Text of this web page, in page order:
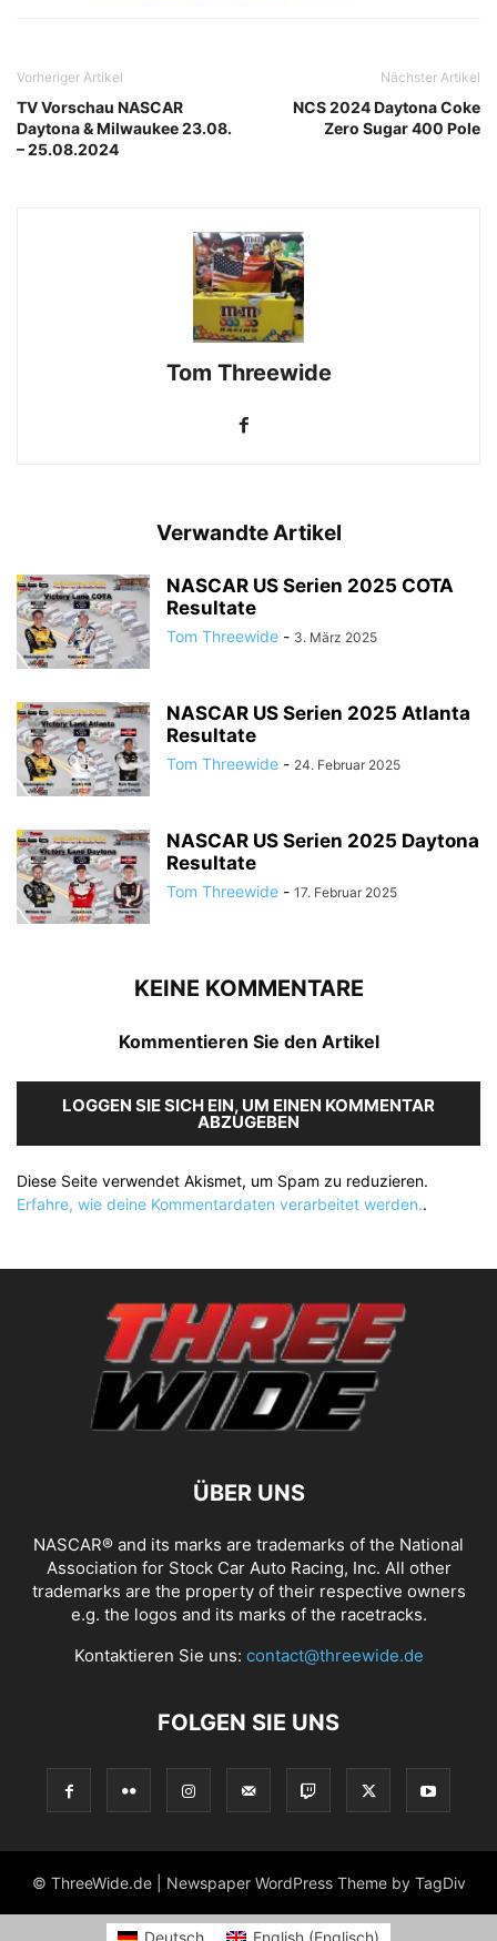
Vorheriger Artikel
TV Vorschau NASCAR
Daytona & Milwaukee 23.08.
– 25.08.2024
Nächster Artikel
NCS 2024 Daytona Coke
Zero Sugar 400 Pole
Tom Threewide
Verwandte Artikel
NASCAR US Serien 2025 COTA
Resultate
Tom Threewide - 3. März 2025
NASCAR US Serien 2025 Atlanta
Resultate
Tom Threewide - 24. Februar 2025
NASCAR US Serien 2025 Daytona
Resultate
Tom Threewide - 17. Februar 2025
KEINE KOMMENTARE
Kommentieren Sie den Artikel
LOGGEN SIE SICH EIN, UM EINEN KOMMENTAR
ABZUGEBEN
Diese Seite verwendet Akismet, um Spam zu reduzieren.
Erfahre, wie deine Kommentardaten verarbeitet werden..
ÜBER UNS
NASCAR® and its marks are trademarks of the National
Association for Stock Car Auto Racing, Inc. All other
trademarks are the property of their respective owners
e.g. the logos and its marks of the racetracks.
Kontaktieren Sie uns: contact@threewide.de
FOLGEN SIE UNS
© ThreeWide.de | Newspaper WordPress Theme by TagDiv